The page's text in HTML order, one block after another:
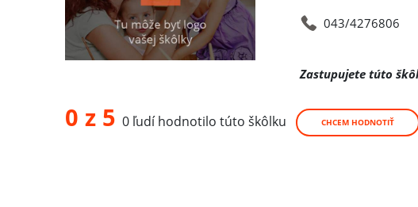
043/4276806
Zastupujete túto
0 z 5 0 ľudí hodnotilo túto škôlku CHCEM HODNOTIŤ